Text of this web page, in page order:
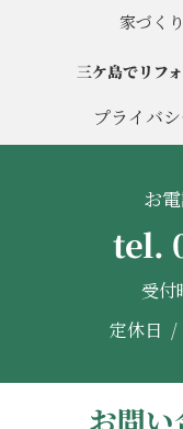
家づく
三ケ島でリフ
プライバ
お
tel.
受
定休日 /
お問